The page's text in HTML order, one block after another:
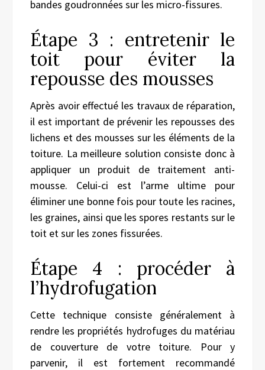
bandes goudronnées sur les micro-fissures.
Étape 3 : entretenir le
toit pour éviter la
repousse des mousses
Après avoir effectué les travaux de réparation,
il est important de prévenir les repousses des
lichens et des mousses sur les éléments de la
toiture. La meilleure solution consiste donc à
appliquer un produit de traitement anti-
mousse. Celui-ci est l’arme ultime pour
éliminer une bonne fois pour toute les racines,
les graines, ainsi que les spores restants sur le
toit et sur les zones fissurées.
Étape 4 : procéder à
l’hydrofugation
Cette technique consiste généralement à
rendre les propriétés hydrofuges du matériau
de couverture de votre toiture. Pour y
parvenir, il est fortement recommandé